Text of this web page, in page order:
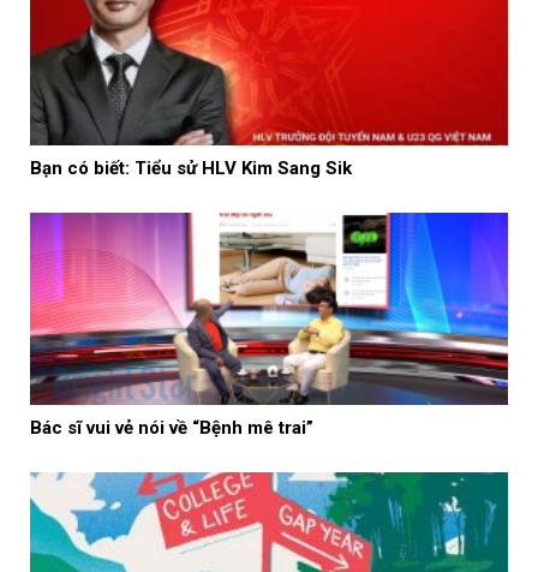
Bạn có biết: Tiểu sử HLV Kim Sang Sik
Bác sĩ vui vẻ nói về “Bệnh mê trai”